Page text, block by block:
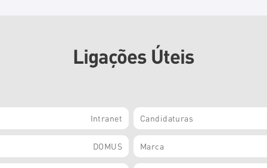
Ligações Úteis
Intranet Candidaturas
DOMUS Marca